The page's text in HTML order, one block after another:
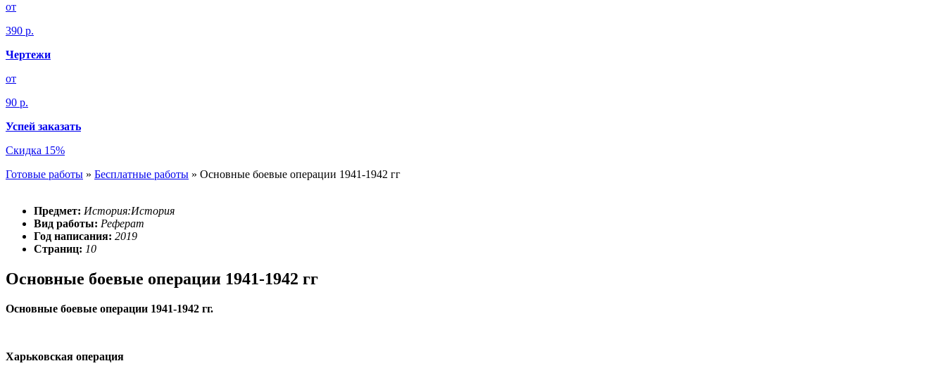
от
390 р.
Чертежи
от
90 р.
Успей заказать
Скидка 15%
Готовые работы » Бесплатные работы » Основные боевые операции 1941-1942 гг
Предмет: История:История
Вид работы: Реферат
Год написания: 2019
Страниц: 10
Основные боевые операции 1941-1942 гг
Основные боевые операции 1941-1942 гг.
Харьковская операция